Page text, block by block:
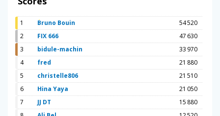
1 Bruno Bouin
54 520
2
FIX 666
47 630
3
bidule-machin
33 970
4
fred
21 880
5
christelle806
21 510
6
Hina Yaya
21 050
7
JJ DT
15 880